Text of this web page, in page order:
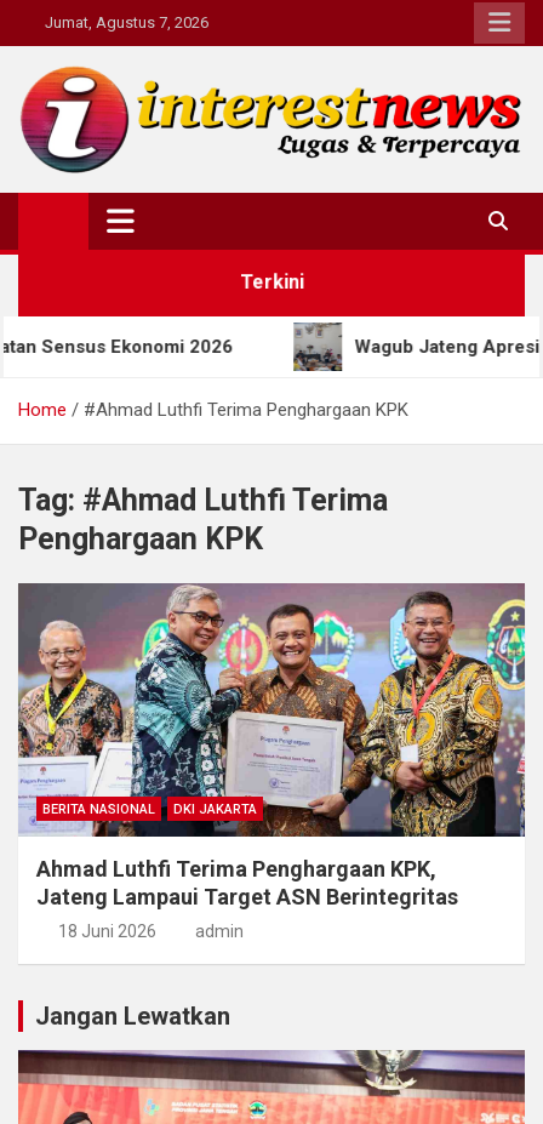
to
content
Jumat, Agustus 7, 2026
Interestnews.or.id
Terkini
Ekonomi 2026 Wagub Jateng Apresiasi
Home #Ahmad Luthfi Terima Penghargaan KPK
Tag: #Ahmad Luthfi Terima
Penghargaan KPK
BERITA NASIONAL DKI JAKARTA
Ahmad Luthfi Terima Penghargaan KPK,
Jateng Lampaui Target ASN Berintegritas
18 Juni 2026 admin
Jangan Lewatkan